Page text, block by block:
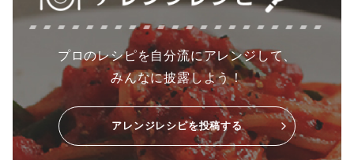
プロのレシピを自分流にアレンジして、
みんなに披露しよう！
アレンジレシピを投稿する